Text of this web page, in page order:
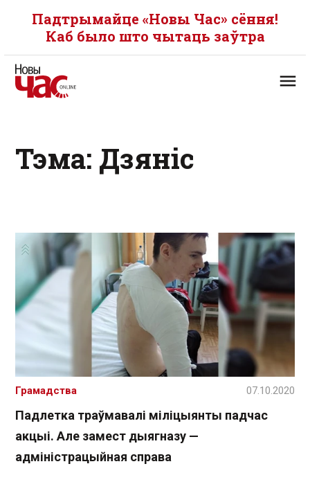
Падтрымайце «Новы Час» сёння!
Каб было што чытаць заўтра
Тэма: Дзяніс
Падлетка траўмавалі міліцыянты падчас
акцыі. Але замест дыягназу —
адміністрацыйная справа
Грамадства 07.10.2020